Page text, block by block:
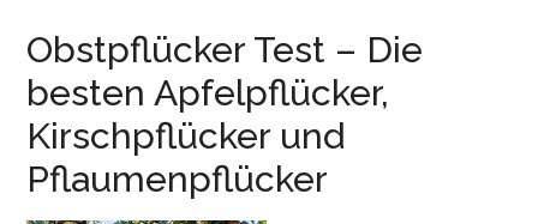
Obstpflücker Test – Die
besten Apfelpflücker,
Kirschpflücker und
Pflaumenpflücker